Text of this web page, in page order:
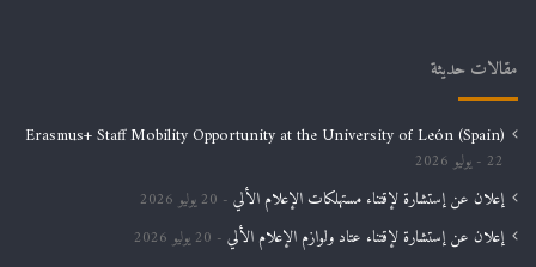
مقالات حديثة
Erasmus+ Staff Mobility Opportunity at the University of León (Spain)
22 يوليو 2026
إعلان عن إستشارة لإقتناء مستهلكات الإعلام الألي 20 يوليو 2026
إعلان عن إستشارة لإقتناء عتاد ولوازم الإعلام الألي 20 يوليو 2026